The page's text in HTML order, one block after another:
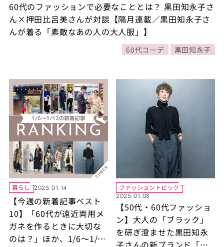
60代のファッションで必要なこととは？ 黒田知永子さ
ん×押田比呂美さんが対談【隔月連載／黒⽥知永⼦さ
んが着る「素敵なあの⼈の⼤⼈服」】
60代コーデ 黒田知永子
暮らし 2025.01.14
【今週の新着記事ベスト
10】「60代が遠近両用メ
ガネを作るときに大切な
のは？」ほか、1/6～1/12
ファッショントピック
2025.01.08
【50代・60代ファッショ
ン】大人の「ブラック」
を研ぎ澄ませた黒田知永